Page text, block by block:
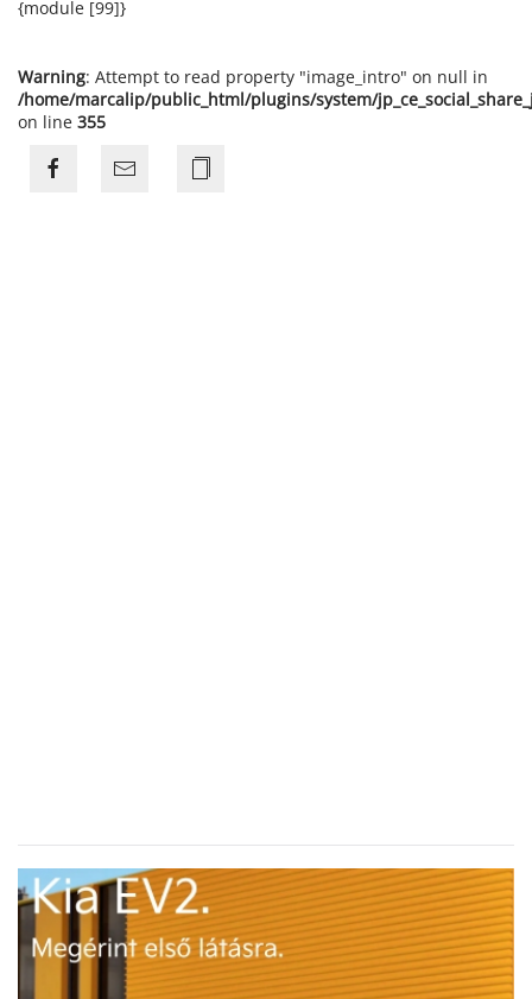
{module [99]}
Warning: Attempt to read property "image_intro" on null in
/home/marcalip/public_html/plugins/system/
on line 355